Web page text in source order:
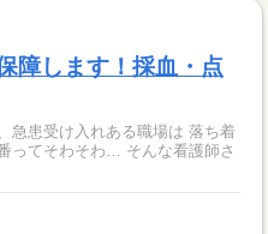
障します！採血・点